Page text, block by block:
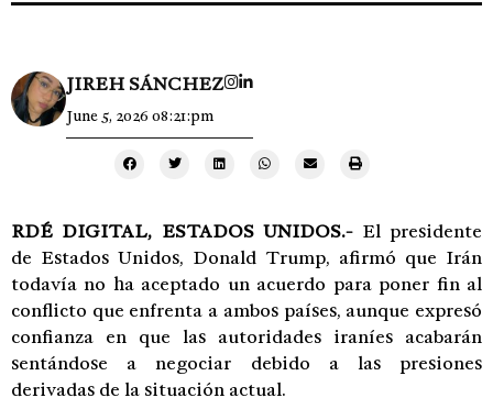
JIREH SÁNCHEZ
June 5, 2026 08:21:pm
RDÉ DIGITAL, ESTADOS UNIDOS.- El presidente
de Estados Unidos, Donald Trump, afirmó que Irán
todavía no ha aceptado un acuerdo para poner fin al
conflicto que enfrenta a ambos países, aunque expresó
confianza en que las autoridades iraníes acabarán
sentándose a negociar debido a las presiones
derivadas de la situación actual.